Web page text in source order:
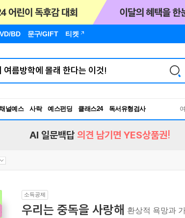
BD 문구/GIFT 티켓
널예스 사락 예스펀딩 클래스24
독서유형검사
RBTI Lab
AI 일문백답 의견 남기면 YES상품권!
소득공제
우리는 중독을 사랑해 환상적 욕망과